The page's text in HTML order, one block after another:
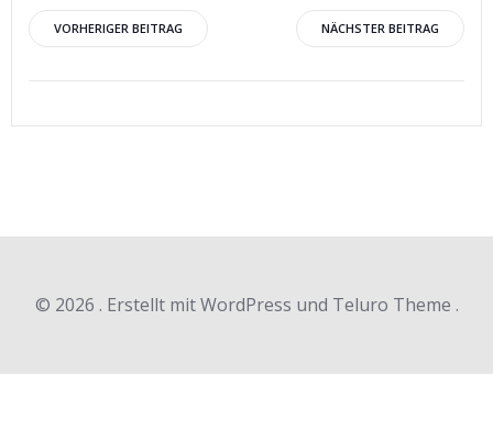
Beitragsnavigation
VORHERIGER BEITRAG NÄCHSTER BEITRAG
© 2026 . Erstellt mit WordPress und Teluro Theme .